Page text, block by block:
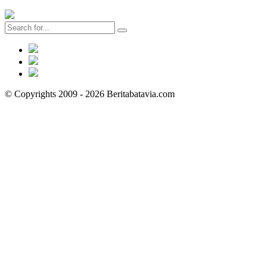
© Copyrights 2009 - 2026 Beritabatavia.com